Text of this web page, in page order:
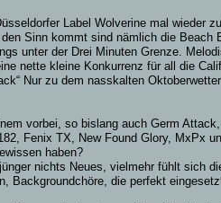
Label Wolverine mal wieder
Sinn kommt sind nämlich die
unter der Drei Minuten Grenze.
nette kleine Konkurrenz für all die
Nur zu dem nasskalten
vorbei, so bislang auch Germ
Fenix TX, New Found Glory,
haben?
nichts Neues, vielmehr fühlt sich
Backgroundchöre, die perfekt